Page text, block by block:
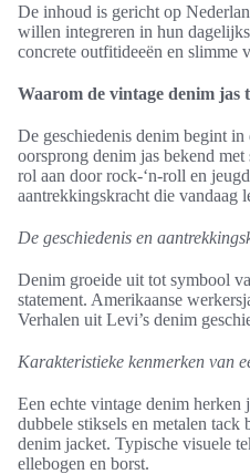
De inhoud is gericht op
willen integreren in hun
concrete outfitideeën en slimme
Waarom de vintage denim jas
De geschiedenis denim begint
oorsprong denim jas bekend
rol aan door rock-‘n-roll en
aantrekkingskracht die vandaag
De geschiedenis en
Denim groeide uit tot symbool
statement. Amerikaanse
Verhalen uit Levi’s denim
Karakteristieke kenmerken van
Een echte vintage denim herken
dubbele stiksels en metalen
denim jacket. Typische visuele
ellebogen en borst.